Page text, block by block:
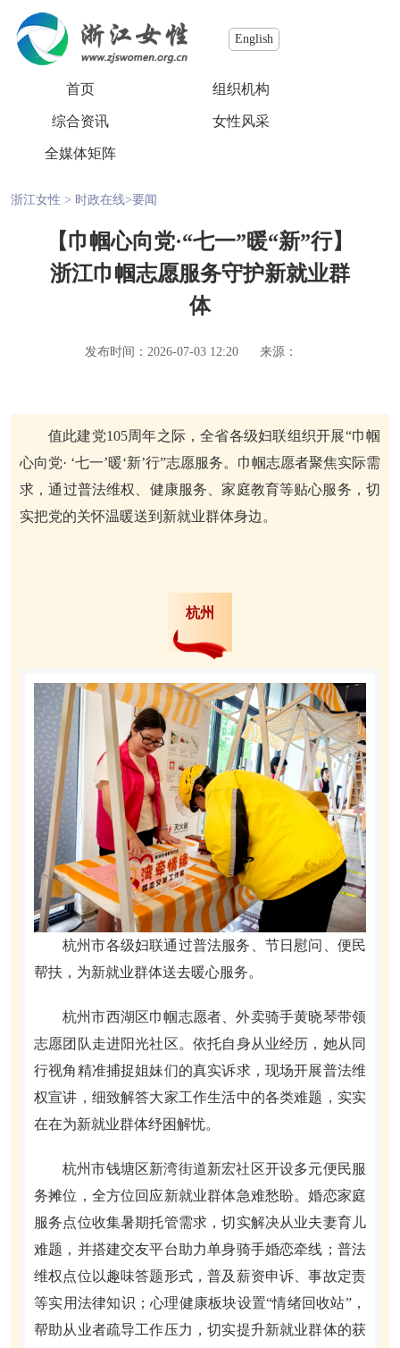
English
首页 组织机构
综合资讯 女性风采
全媒体矩阵
浙江女性 > 时政在线>要闻
【巾帼心向党·“七一”暖“新”行】
浙江巾帼志愿服务守护新就业群
体
发布时间：2026-07-03 12:20 来源：
值此建党105周年之际，全省各级妇联组织开展“巾帼
心向党· ‘七一’暖‘新’行”志愿服务。巾帼志愿者聚焦实际需
求，通过普法维权、健康服务、家庭教育等贴心服务，切
实把党的关怀温暖送到新就业群体身边。
杭州
杭州市各级妇联通过普法服务、节日慰问、便民
帮扶，为新就业群体送去暖心服务。
杭州市西湖区巾帼志愿者、外卖骑手黄晓琴带领
志愿团队走进阳光社区。依托自身从业经历，她从同
行视角精准捕捉姐妹们的真实诉求，现场开展普法维
权宣讲，细致解答大家工作生活中的各类难题，实实
在在为新就业群体纾困解忧。
杭州市钱塘区新湾街道新宏社区开设多元便民服
务摊位，全方位回应新就业群体急难愁盼。婚恋家庭
服务点位收集暑期托管需求，切实解决从业夫妻育儿
难题，并搭建交友平台助力单身骑手婚恋牵线；普法
维权点位以趣味答题形式，普及薪资申诉、事故定责
等实用法律知识；心理健康板块设置“情绪回收站”，
帮助从业者疏导工作压力，切实提升新就业群体的获